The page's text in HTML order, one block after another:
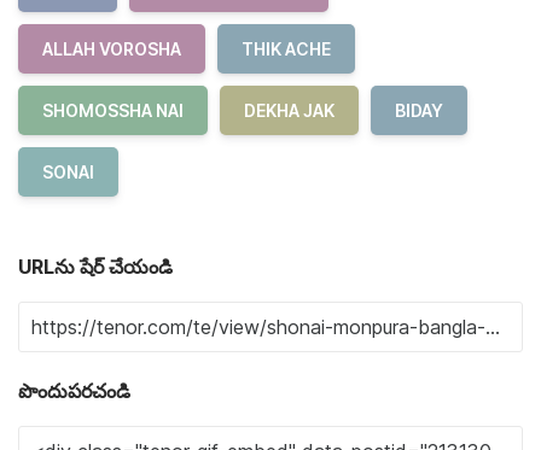
ALLAH VOROSHA THIK ACHE
SHOMOSSHA NAI DEKHA JAK BIDAY
SONAI
URLను షేర్ చేయండి
పొందుపరచండి